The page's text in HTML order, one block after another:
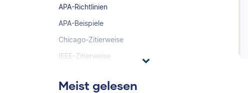
APA-Richtlinien
APA-Beispiele
Chicago-Zitierweise
IEEE-Zitierweise
Meist gelesen